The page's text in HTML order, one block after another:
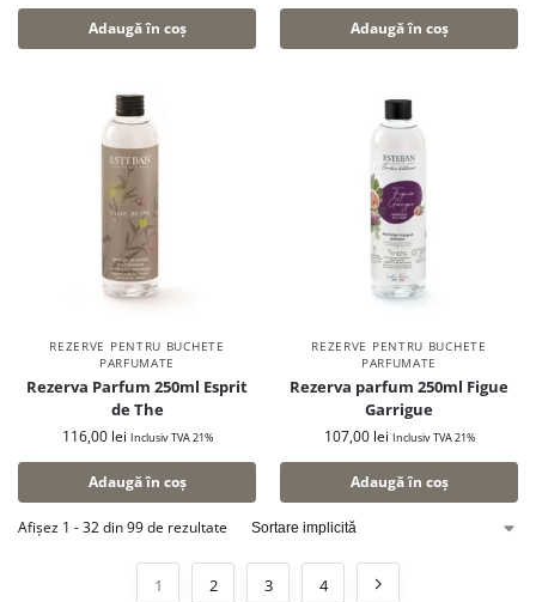
Adaugă în coș Adaugă în coș
REZERVE PENTRU BUCHETE
PARFUMATE
Rezerva Parfum 250ml Esprit
de The
116,00 lei Inclusiv TVA 21%
Adaugă în coș
REZERVE PENTRU BUCHETE
PARFUMATE
Rezerva parfum 250ml Figue
Garrigue
107,00 lei Inclusiv TVA 21%
Adaugă în coș
Afișez 1 - 32 din 99 de rezultate
1 2 3 4